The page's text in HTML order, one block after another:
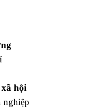
hội
nghiệp